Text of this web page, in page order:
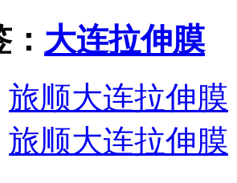
大连拉伸膜
旅顺大连拉伸膜
旅顺大连拉伸膜